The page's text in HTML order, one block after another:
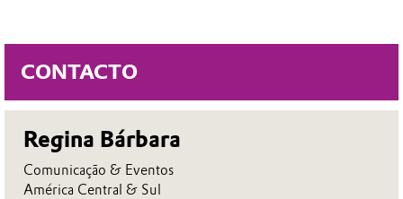
CONTACTO
Regina Bárbara
Comunicação & Eventos
América Central & Sul